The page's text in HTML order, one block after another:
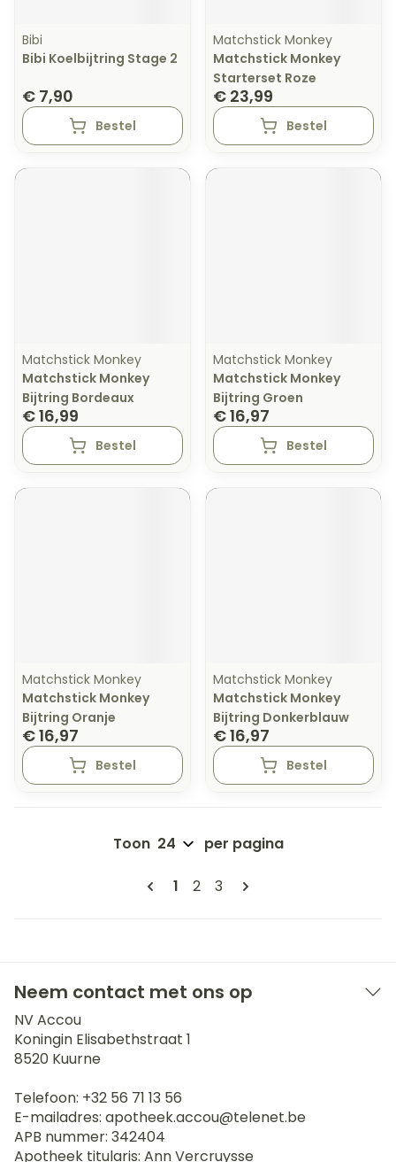
Bibi
Bibi Koelbijtring Stage 2
€ 7,90
Bestel
Matchstick Monkey
Matchstick Monkey
Starterset Roze
€ 23,99
Bestel
Matchstick Monkey
Matchstick Monkey
Bijtring Bordeaux
€ 16,99
Bestel
Matchstick Monkey
Matchstick Monkey
Bijtring Groen
€ 16,97
Bestel
Matchstick Monkey
Matchstick Monkey
Bijtring Oranje
€ 16,97
Bestel
Matchstick Monkey
Matchstick Monkey
Bijtring Donkerblauw
€ 16,97
Bestel
Pagina's
U lees momenteel pagina
1 Pagina
2 Pagina
3
Toon per pagina
Neem contact met ons op
NV Accou
Koningin Elisabethstraat 1
8520 Kuurne
Telefoon: +32 56 71 13 56
E-mailadres: apotheek.accou@telenet.be
APB nummer: 342404
Apotheek titularis: Ann Vercruysse